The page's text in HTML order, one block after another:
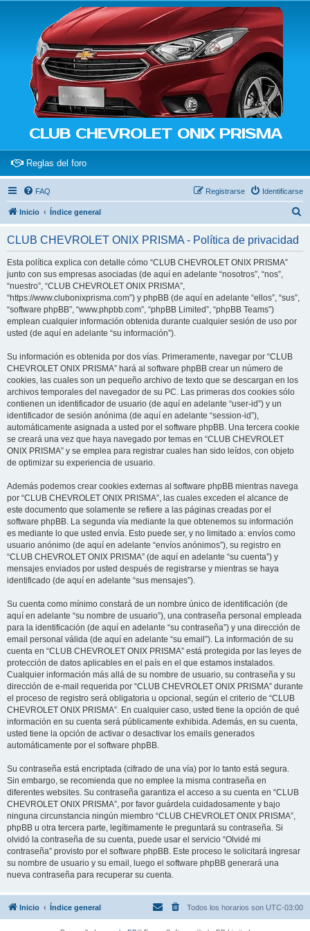
CLUB CHEVROLET ONIX PRISMA
Reglas del foro(Opens a new tab)
FAQ Identificarse
Registrarse
Inicio Índice general
CLUB CHEVROLET ONIX PRISMA - Política de privacidad
Esta política explica con detalle cómo “CLUB CHEVROLET ONIX PRISMA”
junto con sus empresas asociadas (de aquí en adelante “nosotros”, “nos”,
“nuestro”, “CLUB CHEVROLET ONIX PRISMA”,
“https://www.clubonixprisma.com”) y phpBB (de aquí en adelante “ellos”, “sus”,
“software phpBB”, “www.phpbb.com”, “phpBB Limited”, “phpBB Teams”)
emplean cualquier información obtenida durante cualquier sesión de uso por
usted (de aquí en adelante “su información”).
Su información es obtenida por dos vías. Primeramente, navegar por “CLUB
CHEVROLET ONIX PRISMA” hará al software phpBB crear un número de
cookies, las cuales son un pequeño archivo de texto que se descargan en los
archivos temporales del navegador de su PC. Las primeras dos cookies sólo
contienen un identificador de usuario (de aquí en adelante “user-id”) y un
identificador de sesión anónima (de aquí en adelante “session-id”),
automáticamente asignada a usted por el software phpBB. Una tercera cookie
se creará una vez que haya navegado por temas en “CLUB CHEVROLET
ONIX PRISMA” y se emplea para registrar cuales han sido leídos, con objeto
de optimizar su experiencia de usuario.
Además podemos crear cookies externas al software phpBB mientras navega
por “CLUB CHEVROLET ONIX PRISMA”, las cuales exceden el alcance de
este documento que solamente se refiere a las páginas creadas por el
software phpBB. La segunda vía mediante la que obtenemos su información
es mediante lo que usted envía. Esto puede ser, y no limitado a: envíos como
usuario anónimo (de aquí en adelante “envíos anónimos”), su registro en
“CLUB CHEVROLET ONIX PRISMA” (de aquí en adelante “su cuenta”) y
mensajes enviados por usted después de registrarse y mientras se haya
identificado (de aquí en adelante “sus mensajes”).
Su cuenta como mínimo constará de un nombre único de identificación (de
aquí en adelante “su nombre de usuario”), una contraseña personal empleada
para la identificación (de aquí en adelante “su contraseña”) y una dirección de
email personal válida (de aquí en adelante “su email”). La información de su
cuenta en “CLUB CHEVROLET ONIX PRISMA” está protegida por las leyes de
protección de datos aplicables en el país en el que estamos instalados.
Cualquier información más allá de su nombre de usuario, su contraseña y su
dirección de e-mail requerida por “CLUB CHEVROLET ONIX PRISMA” durante
el proceso de registro será obligatoria u opcional, según el criterio de “CLUB
CHEVROLET ONIX PRISMA”. En cualquier caso, usted tiene la opción de qué
información en su cuenta será públicamente exhibida. Además, en su cuenta,
usted tiene la opción de activar o desactivar los emails generados
automáticamente por el software phpBB.
Su contraseña está encriptada (cifrado de una vía) por lo tanto está segura.
Sin embargo, se recomienda que no emplee la misma contraseña en
diferentes websites. Su contraseña garantiza el acceso a su cuenta en “CLUB
CHEVROLET ONIX PRISMA”, por favor guárdela cuidadosamente y bajo
ninguna circunstancia ningún miembro “CLUB CHEVROLET ONIX PRISMA”,
phpBB u otra tercera parte, legítimamente le preguntará su contraseña. Si
olvidó la contraseña de su cuenta, puede usar el servicio “Olvidé mi
contraseña” provisto por el software phpBB. Este proceso le solicitará ingresar
su nombre de usuario y su email, luego el software phpBB generará una
nueva contraseña para recuperar su cuenta.
Inicio Índice general Todos los horarios son UTC-03:00